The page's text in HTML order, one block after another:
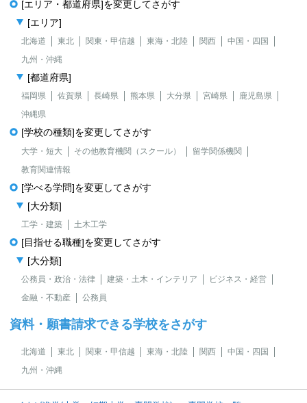
[エリア・都道府県]を変更してさがす
[エリア]
北海道 東北 関東・甲信越 東海・北陸 関西
中国・四国
九州・沖縄
[都道府県]
福岡県 佐賀県 長崎県 熊本県 大分県 宮崎県
鹿児島県
沖縄県
[学校の種類]を変更してさがす
大学・短大 その他教育機関（スクール）
留学関係機関
教育関連情報
[学べる学問]を変更してさがす
[大分類]
工学・建築 土木工学
[目指せる職種]を変更してさがす
[大分類]
公務員・政治・法律 建築・土木・インテリア
ビジネス・経営
金融・不動産
公務員
資料・願書請求できる学校をさがす
北海道 東北 関東・甲信越 東海・北陸 関西
中国・四国
九州・沖縄